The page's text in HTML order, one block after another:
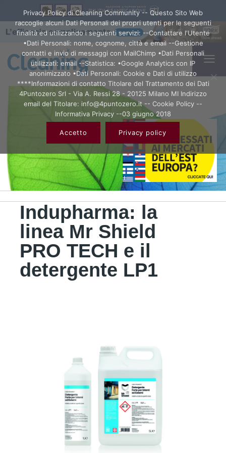
Indupharma: la
linea Mr Shield
PRO TECH e il
detergente LP1
Privacy Policy di Cleaning Community -- Questo Sito Web
raccoglie alcuni Dati Personali dei propri utenti per le seguenti
finalità ed utilizzando i seguenti servizi: --Contattare l'Utente
•Dati Personali: nome, cognome, città e email --Gestione
contatti e invio di messaggi con MailChimp •Dati Personali
utilizzati: email --Statistica: •Google Analytics con IP
anonimizzato •Dati Personali: Cookie e Dati di utilizzo
****Informazioni di contatto Titolare del Trattamento dei Dati
4Puntozero Srl - Via A. Ressi 28 - 20125 Milano MI Indirizzo
email del Titolare: info@4puntozero.it -- Cookie Policy --
Informativa Privacy --03 giugno 2018
Accetto Privacy policy